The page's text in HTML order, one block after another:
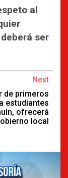
al
ser
Next
de primeros
estudiantes
ofrecerá
local